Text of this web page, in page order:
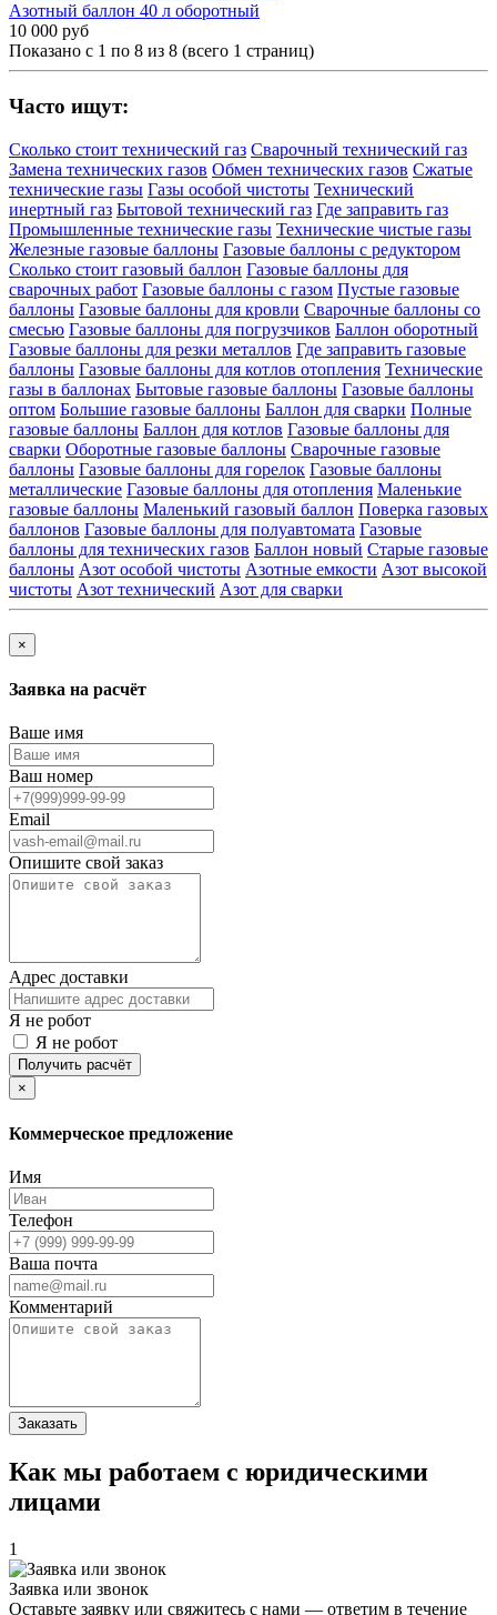
Азотный баллон 40 л оборотный
10 000 руб
Показано с 1 по 8 из 8 (всего 1 страниц)
Часто ищут:
Сколько стоит технический газ Сварочный технический газ
Замена технических газов Обмен технических газов Сжатые
технические газы Газы особой чистоты Технический
инертный газ Бытовой технический газ Где заправить газ
Промышленные технические газы Технические чистые газы
Железные газовые баллоны Газовые баллоны с редуктором
Сколько стоит газовый баллон Газовые баллоны для
сварочных работ Газовые баллоны с газом Пустые газовые
баллоны Газовые баллоны для кровли Сварочные баллоны со
смесью Газовые баллоны для погрузчиков Баллон оборотный
Газовые баллоны для резки металлов Где заправить газовые
баллоны Газовые баллоны для котлов отопления Технические
газы в баллонах Бытовые газовые баллоны Газовые баллоны
оптом Большие газовые баллоны Баллон для сварки Полные
газовые баллоны Баллон для котлов Газовые баллоны для
сварки Оборотные газовые баллоны Сварочные газовые
баллоны Газовые баллоны для горелок Газовые баллоны
металлические Газовые баллоны для отопления Маленькие
газовые баллоны Маленький газовый баллон Поверка газовых
баллонов Газовые баллоны для полуавтомата Газовые
баллоны для технических газов Баллон новый Старые газовые
баллоны Азот особой чистоты Азотные емкости Азот высокой
чистоты Азот технический Азот для сварки
×
Заявка на расчёт
Ваше имя
Ваш номер
Email
Опишите свой заказ
Адрес доставки
Я не робот
Я не робот
Получить расчёт
×
Коммерческое предложение
Имя
Телефон
Ваша почта
Комментарий
Заказать
Как мы работаем с юридическими
лицами
1
Заявка или звонок
Оставьте заявку или свяжитесь с нами — ответим в течение